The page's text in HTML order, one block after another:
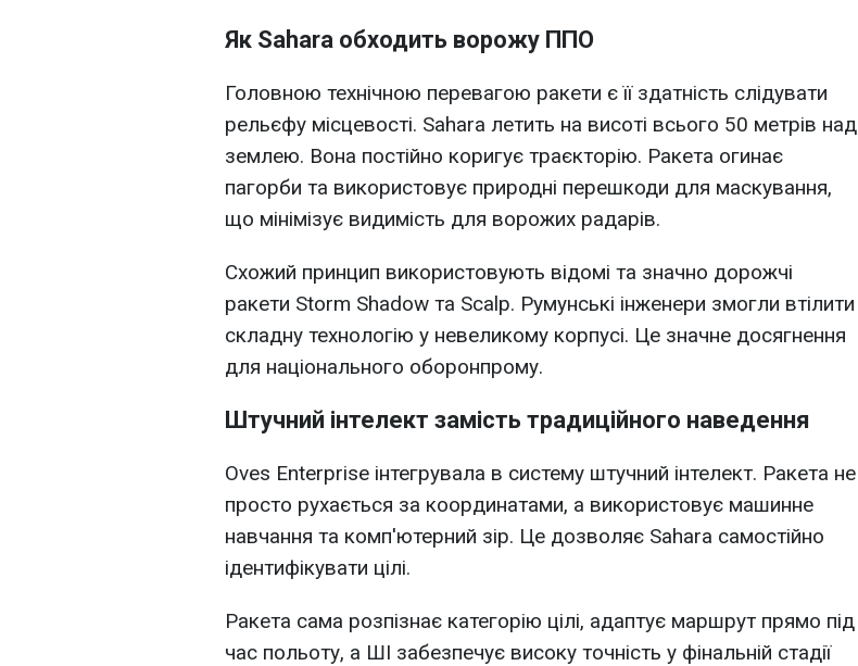
Як Sahara обходить ворожу ППО
Головною технічною перевагою ракети є її здатність слідувати
рельєфу місцевості. Sahara летить на висоті всього 50 метрів над
землею. Вона постійно коригує траєкторію. Ракета огинає
пагорби та використовує природні перешкоди для маскування,
що мінімізує видимість для ворожих радарів.
Схожий принцип використовують відомі та значно дорожчі
ракети Storm Shadow та Scalp. Румунські інженери змогли втілити
складну технологію у невеликому корпусі. Це значне досягнення
для національного оборонпрому.
Штучний інтелект замість традиційного наведення
Oves Enterprise інтегрувала в систему штучний інтелект. Ракета не
просто рухається за координатами, а використовує машинне
навчання та комп'ютерний зір. Це дозволяє Sahara самостійно
ідентифікувати цілі.
Ракета сама розпізнає категорію цілі, адаптує маршрут прямо під
час польоту, а ШІ забезпечує високу точність у фінальній стадії